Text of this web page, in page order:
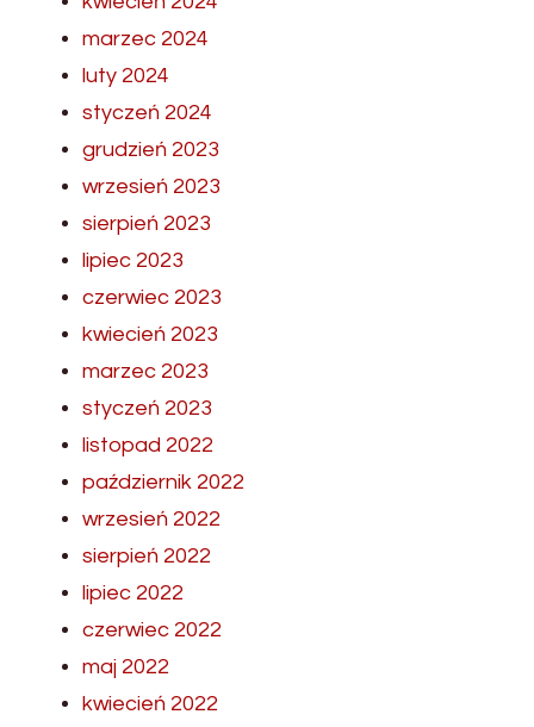
marzec 2024
luty 2024
styczeń 2024
grudzień 2023
wrzesień 2023
sierpień 2023
lipiec 2023
czerwiec 2023
kwiecień 2023
marzec 2023
styczeń 2023
listopad 2022
październik 2022
wrzesień 2022
sierpień 2022
lipiec 2022
czerwiec 2022
maj 2022
kwiecień 2022